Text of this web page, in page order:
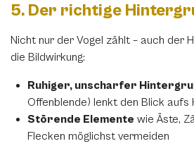
per E-Mail senden
Link kopieren
5. Der richtige
Nicht nur der Vogel zählt – auch der
die Bildwirkung:
Ruhiger, unscharfer
Offenblende) lenkt den Blick aufs
Störende Elemente wie Äste,
Flecken möglichst vermeiden